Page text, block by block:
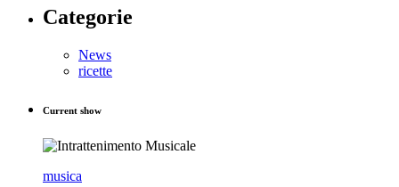
Categorie
News
ricette
Current show
musica